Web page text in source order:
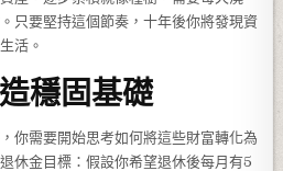
只要堅持這個節奏，十年後你將發現資
活。
穩固基礎
你需要開始思考如何將這些財富轉化為
休金目標：假設你希望退休後每月有5